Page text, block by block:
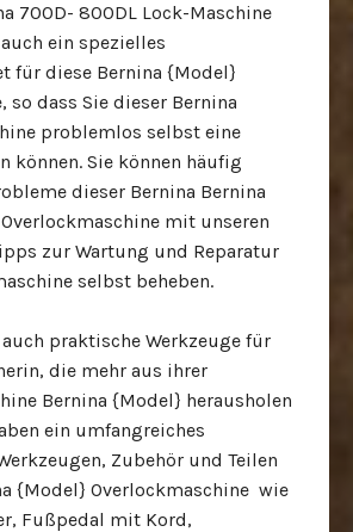
700D- 800DL Lock-Maschine
ein spezielles
für diese Bernina {Model}
so dass Sie dieser Bernina
problemlos selbst eine
können. Sie können häufig
dieser Bernina Bernina
mit unseren
zur Wartung und Reparatur
selbst beheben.
praktische Werkzeuge für
die mehr aus ihrer
Bernina {Model} herausholen
ein umfangreiches
Zubehör und Teilen
{Model} Overlockmaschine wie
Fußpedal mit Kord,